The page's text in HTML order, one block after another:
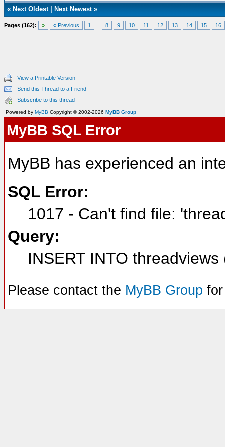
« Next Oldest| Next Newest»
Pages (162): » « Previous 1 8 9 10 11 12 13 14 15 16
View a Printable Version
Send this Thread to a Friend
Subscribe to this thread
Powered by MyBB Copyright © 2002-2026 MyBB Group
MyBB SQL Error
MyBB has experienced an
SQL Error:
1017 - Can't find file:
Query:
INSERT INTO
Please contact the MyBB Group